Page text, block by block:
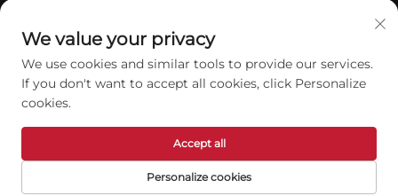
कॉपीराइट © 2026 शेंडोंग जिन्डिंग वॉटरप्रूफ टेक्नोलॉजी कंपनी लिमिटेड।
सर्वाधिकार सुरक्षित। —गोपनीयता नीति
We value your privacy
We use cookies and similar tools to provide our services.
If you don't want to accept all cookies, click Personalize
cookies.
Personalize cookies
Accept all